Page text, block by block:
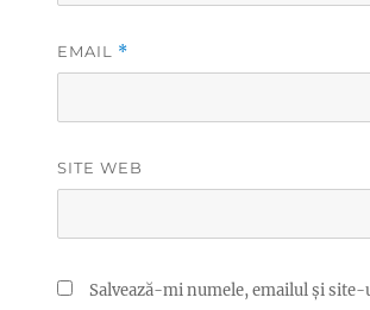
EMAIL *
SITE WEB
Salvează-mi numele, emailul și site-